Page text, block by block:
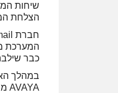
שיחות
הצלחת
כבר